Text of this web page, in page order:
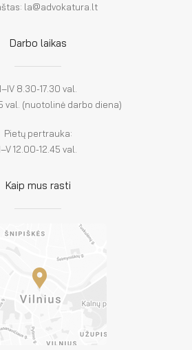
la@advokatura.lt
Darbo laikas
I–IV 8.30-17.30 val.
val. (nuotolinė darbo diena)
Pietų pertrauka:
I–V 12.00-12.45 val.
Kaip mus rasti